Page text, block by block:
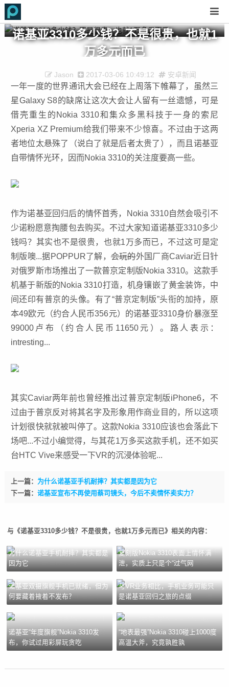
诺基亚3310多少钱？不是很贵，也就1
万多元而已
Jason 2017-03-06 10:49:12 安卓新闻
一年一度的世界通讯大会已经在上周落下帷幕了，虽然三
星Galaxy S8的缺席让这次大会让人留有一丝遗憾，可是
借壳重生的Nokia 3310和集众多黑科技于一身的索尼
Xperia XZ Premium给我们带来不少惊喜。不过由于这两
者地位太悬殊了（说白了就是后者太贵了），而且诺基亚
自带情怀光环，因而Nokia 3310的关注度要高一些。
作为诺基亚回归后的情怀首秀，Nokia 3310自然会吸引不
少诺粉愿意掏腰包去购买。不过大家知道诺基亚3310多少
钱吗？其实也不是很贵，也就1万多而已，不过这可是定
制版噢...据POPPUR了解，会玩的外国厂商Caviar近日针
对俄罗斯市场推出了一款普京定制版Nokia 3310。这款手
机基于新版的Nokia 3310打造，机身镶嵌了黄金装饰，中
间还印有普京的头像。有了“普京定制版”头衔的加持，原
本49欧元（约合人民币356元）的诺基亚3310身价暴涨至
99000卢布（约合人民币11650元）。路人表示：
intresting...
其实Caviar两年前也曾经推出过普京定制版iPhone6，不
过由于普京反对将其名字及形象用作商业目的，所以这项
计划很快就就被叫停了。这款Nokia 3310应该也会落此下
场吧...不过小编觉得，与其花1万多买这款手机，还不如买
台HTC Vive来感受一下VR的沉浸体验呢...
上一篇： 为什么诺基亚手机耐摔？其实都是因为它
下一篇： 诺基亚宣布不再使用蔡司镜头，今后不卖情怀卖实力？
与《诺基亚3310多少钱？不是很贵，也就1万多元而已》相关的内容：
为什么诺基亚手机耐摔？其实都是
因为它
复刻版Nokia 3310表面上情怀满
泄，实质上只是个“过气网
诺基亚双摄旗舰手机已就绪，但为
何要藏着掖着不发布？
与VR业务相比，手机业务可能只
是诺基亚回归之旅的点缀
诺基亚“年度旗舰”Nokia 3310发
布，你试过用彩屏玩贪吃
“地表最强”Nokia 3310碰上1000度
高温大斧，究竟孰胜孰